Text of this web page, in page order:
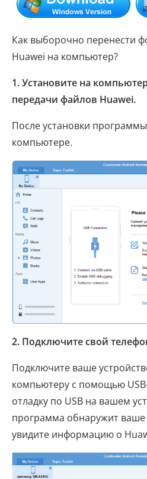
Как выборочно перенести
Huawei на компьютер?
1. Установите на
передачи файлов Huawei.
После установки
компьютере.
2. Подключите свой
Подключите ваше
компьютеру с помощью
отладку по USB на вашем
программа обнаружит ваше
увидите информацию о